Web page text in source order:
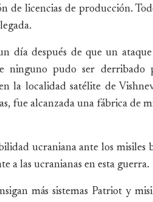
de licencias de producción.
día después de que un
ninguno pudo ser derribado
la localidad satélite de
fue alcanzada una fábrica de
ucraniana ante los misiles
a las ucranianas en esta guerra.
más sistemas Patriot y